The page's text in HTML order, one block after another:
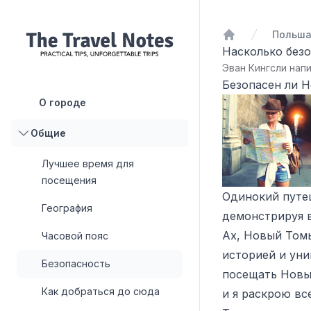
О городе
Общие
Лучшее время для
посещения
География
Часовой пояс
Безопасность
Как добраться до сюда
Домой
Польша
Насколько
Эван Кингсли
Безопасен ли
Одинокий
демонстрируя
Ах, Новый
историей и
посещать
и я раскрою